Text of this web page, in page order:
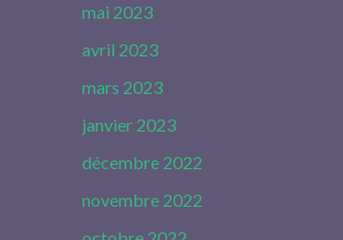
mai 2023
avril 2023
mars 2023
janvier 2023
décembre 2022
novembre 2022